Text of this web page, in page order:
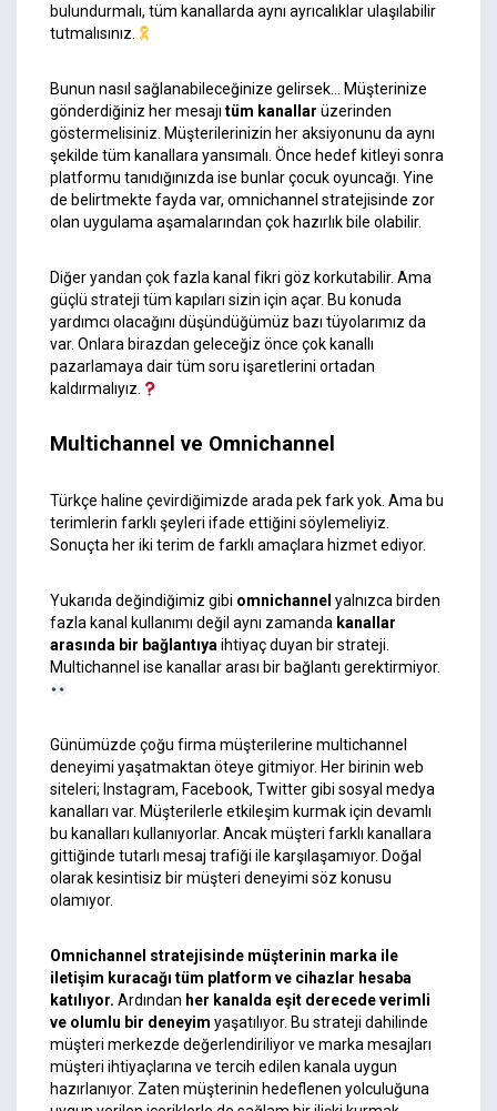
bulundurmalı, tüm kanallarda aynı ayrıcalıklar ulaşılabilir
tutmalısınız.
Bunun nasıl sağlanabileceğinize gelirsek… Müşterinize
gönderdiğiniz her mesajı tüm kanallar üzerinden
göstermelisiniz. Müşterilerinizin her aksiyonunu da aynı
şekilde tüm kanallara yansımalı. Önce hedef kitleyi sonra
platformu tanıdığınızda ise bunlar çocuk oyuncağı. Yine
de belirtmekte fayda var, omnichannel stratejisinde zor
olan uygulama aşamalarından çok hazırlık bile olabilir.
Diğer yandan çok fazla kanal fikri göz korkutabilir. Ama
güçlü strateji tüm kapıları sizin için açar. Bu konuda
yardımcı olacağını düşündüğümüz bazı tüyolarımız da
var. Onlara birazdan geleceğiz önce çok kanallı
pazarlamaya dair tüm soru işaretlerini ortadan
kaldırmalıyız.
Multichannel ve Omnichannel
Türkçe haline çevirdiğimizde arada pek fark yok. Ama bu
terimlerin farklı şeyleri ifade ettiğini söylemeliyiz.
Sonuçta her iki terim de farklı amaçlara hizmet ediyor.
Yukarıda değindiğimiz gibi omnichannel yalnızca birden
fazla kanal kullanımı değil aynı zamanda kanallar
arasında bir bağlantıya ihtiyaç duyan bir strateji.
Multichannel ise kanallar arası bir bağlantı gerektirmiyor.
Günümüzde çoğu firma müşterilerine multichannel
deneyimi yaşatmaktan öteye gitmiyor. Her birinin web
siteleri; Instagram, Facebook, Twitter gibi sosyal medya
kanalları var. Müşterilerle etkileşim kurmak için devamlı
bu kanalları kullanıyorlar. Ancak müşteri farklı kanallara
gittiğinde tutarlı mesaj trafiği ile karşılaşamıyor. Doğal
olarak kesintisiz bir müşteri deneyimi söz konusu
olamıyor.
Omnichannel stratejisinde müşterinin marka ile
iletişim kuracağı tüm platform ve cihazlar hesaba
katılıyor. Ardından her kanalda eşit derecede verimli
ve olumlu bir deneyim yaşatılıyor. Bu strateji dahilinde
müşteri merkezde değerlendiriliyor ve marka mesajları
müşteri ihtiyaçlarına ve tercih edilen kanala uygun
hazırlanıyor. Zaten müşterinin hedeflenen yolculuğuna